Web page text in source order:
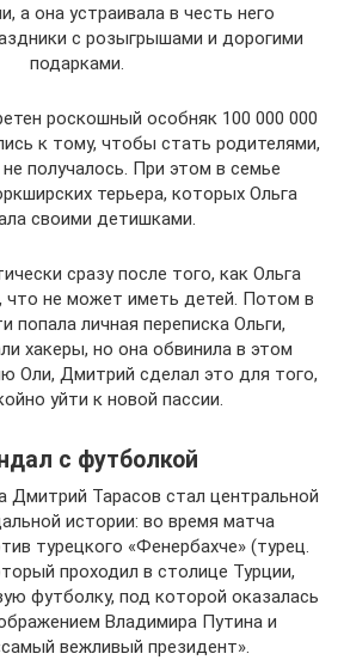
а она устраивала в честь него
с розыгрышами и дорогими
подарками.
роскошный особняк 100 000 000
к тому, чтобы стать родителями,
получалось. При этом в семье
терьера, которых Ольга
своими детишками.
сразу после того, как Ольга
что не может иметь детей. Потом в
попала личная переписка Ольги,
хакеры, но она обвинила в этом
Оли, Дмитрий сделал это для того,
уйти к новой пассии.
с футболкой
Дмитрий Тарасов стал центральной
истории: во время матча
турецкого «Фенербахче» (турец.
проходил в столице Турции,
футболку, под которой оказалась
Владимира Путина и
вежливый президент».